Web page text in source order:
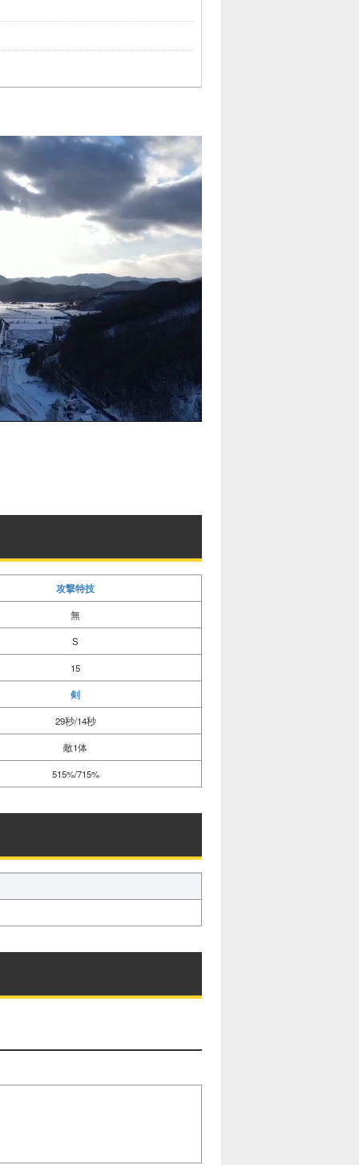
攻撃特技
無
S
15
剣
29秒/14秒
敵1体
515%/715%